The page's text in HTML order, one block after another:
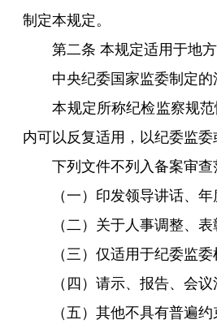
制定本规定。
第二条 本规定适用于地方
中央纪委国家监委制定的
本规定所称纪检监察规范
内可以反复适用，以纪委监
下列文件不列入备案审查
（一）印发领导讲话、年
（二）关于人事调整、表
（三）仅适用于纪委监委机
（四）请示、报告、会议
（五）其他不具有普遍约